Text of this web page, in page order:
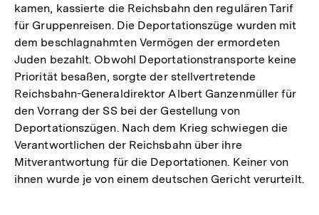
der
Fußnote
kamen, kassierte die Reichsbahn den regulären Tarif
für Gruppenreisen. Die Deportationszüge wurden mit
dem beschlagnahmten Vermögen der ermordeten
Juden bezahlt. Obwohl Deportationstransporte keine
Priorität besaßen, sorgte der stellvertretende
Reichsbahn-Generaldirektor Albert Ganzenmüller für
den Vorrang der SS bei der Gestellung von
Deportationszügen. Nach dem Krieg schwiegen die
Verantwortlichen der Reichsbahn über ihre
Mitverantwortung für die Deportationen. Keiner von
ihnen wurde je von einem deutschen Gericht verurteilt.